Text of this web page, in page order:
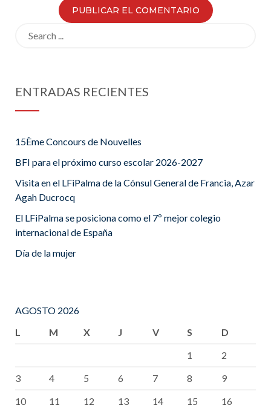
ENTRADAS RECIENTES
15Ème Concours de Nouvelles
BFI para el próximo curso escolar 2026-2027
Visita en el LFiPalma de la Cónsul General de Francia, Azar
Agah Ducrocq
El LFiPalma se posiciona como el 7º mejor colegio
internacional de España
Día de la mujer
AGOSTO 2026
L
M X J V S
D
1
2
3
4 5 6 7 8
9
10
11 12 13 14 15 16